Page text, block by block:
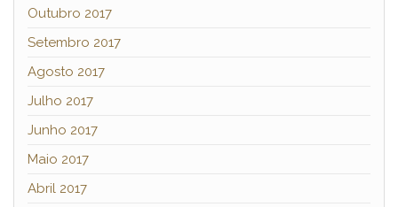
Outubro 2017
Setembro 2017
Agosto 2017
Julho 2017
Junho 2017
Maio 2017
Abril 2017